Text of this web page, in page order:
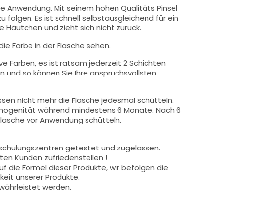
Anwendung. Mit seinem hohen Qualitäts Pinsel
folgen. Es ist schnell selbstausgleichend für ein
Häutchen und zieht sich nicht zurück.
Farbe in der Flasche sehen.
Farben, es ist ratsam jederzeit 2 Schichten
so können Sie Ihre anspruchsvollsten
nicht mehr die Flasche jedesmal schütteln.
während mindestens 6 Monate. Nach 6
vor Anwendung schütteln.
getestet und zugelassen.
Kunden zufriedenstellen !
die Formel dieser Produkte, wir befolgen die
unserer Produkte.
werden.